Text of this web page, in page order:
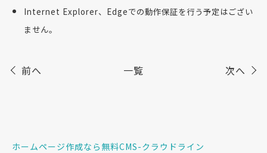
Internet Explorer、Edgeでの動作保証を行う予定はござい
ません。
前へ 一覧 次へ
ホームページ作成なら無料CMS-クラウドライン